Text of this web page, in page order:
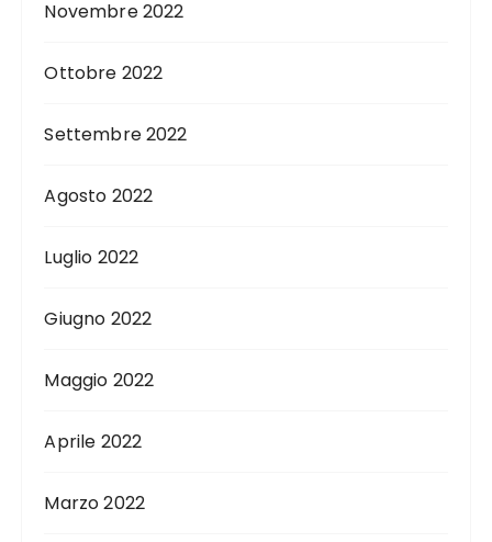
Novembre 2022
Ottobre 2022
Settembre 2022
Agosto 2022
Luglio 2022
Giugno 2022
Maggio 2022
Aprile 2022
Marzo 2022